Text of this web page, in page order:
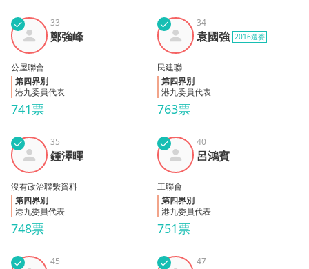
鄭強
峰
✓
741票
33
鄭強峰
公屋聯會
第四界別
港九委員代表
袁國
強
✓
763票
34
袁國強 2016選委
民建聯
第四界別
港九委員代表
鍾澤
暉
✓
748票
35
鍾澤暉
沒有政治聯繫資料
第四界別
港九委員代表
呂鴻
賓
✓
751票
40
呂鴻賓
工聯會
第四界別
港九委員代表
張琪
✓ 45
張姚
✓ 47